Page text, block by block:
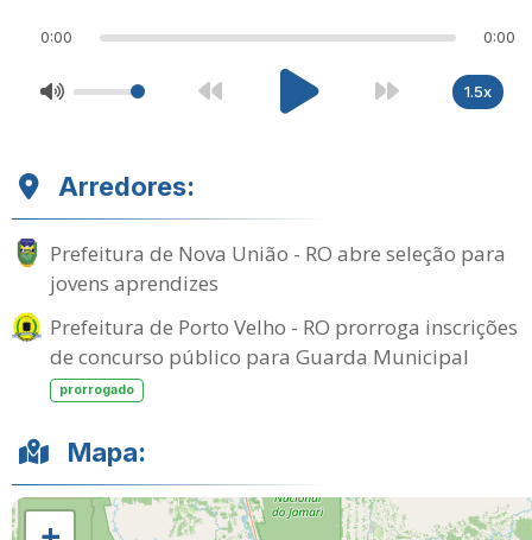
0:00 0:00
1.5x
Arredores:
Prefeitura de Nova União - RO abre seleção para
jovens aprendizes
Prefeitura de Porto Velho - RO prorroga inscrições
de concurso público para Guarda Municipal
prorrogado
Mapa: